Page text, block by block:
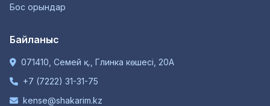
Бос орындар
Байланыс
071410, Семей қ., Глинка көшесі, 20А
+7 (7222) 31-31-75
kense@shakarim.kz